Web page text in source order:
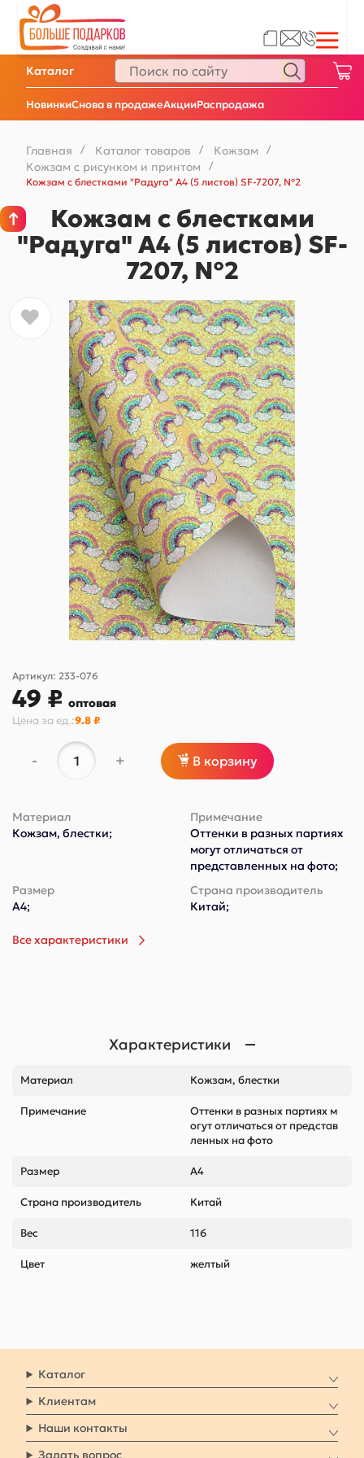
НовинкиСнова в продажеАкцииРаспродажа
Каталог
Главная / Каталог товаров / Кожзам /
Кожзам с рисунком и принтом
/
Кожзам с блестками "Радуга" А4 (5 листов) SF-7207, №2
Кожзам с блестками
"Радуга" А4 (5 листов) SF-
7207, №2
Артикул: 233-076
49 ₽ оптовая
Цена за ед.:9.8 ₽
- + В корзину
Материал
Кожзам, блестки;
Примечание
Оттенки в разных партиях
могут отличаться от
представленных на фото;
Размер
А4;
Страна производитель
Китай;
Все характеристики
Характеристики
Материал Кожзам, блестки
Примечание
Оттенки в разных партиях м
огут отличаться от представ
ленных на фото
Размер А4
Страна производитель Китай
Вес 116
Цвет желтый
Каталог
Клиентам
Наши контакты
Задать вопрос